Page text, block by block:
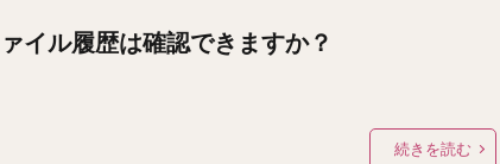
イル履歴は確認できますか？
続きを読む